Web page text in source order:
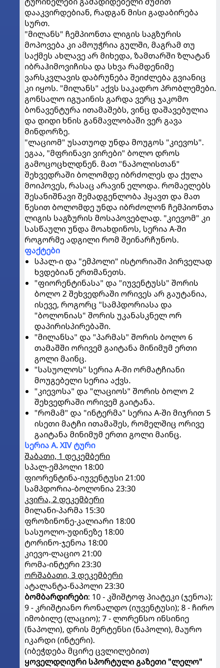
დააკვირდებიან, რადგან მისი გადაბირება
სურთ.
"მილანს" ჩემპიონთა ლიგის საგზურის
მოპოვება კი ამოუჭრია გულში, მაგრამ თუ
საქმეს ახლავე არ მიხედა, ზამთარში ზლატან
იბრაჰიმოვიჩისა და სხვა რამდენიმე
ვარსკვლავის დაბრუნება შეიძლება გვიანიც
კი იყოს. "მილანს" აქვს საკადრო პრობლემები.
გონსალო იგუაინის გარდა ვერც ჯაკომო
ბონავენტურა ითამაშებს, ვინც დაშავებულია
და დიდი ხნის განმავლობაში ვერ გავა
მინდორზე.
"ლაციომ" უსათუოდ უნდა მოუგოს "კიევოს".
ეგაა, "მფრინავი ვირები" ბოლო დროს
გამოცოცხლდნენ. მათ "ნაპოლისთან"
შეხვედრაში ბოლომდე იბრძოლეს და ქულა
მოიპოვეს, რასაც არავინ ელოდა. რომაელებს
შესანიშნავი შემადგენლობა ჰყავთ და მათ
წესით ბოლომდე უნდა იბრძოლონ ჩემპიონთა
ლიგის საგზურის მოსაპოვებლად. "კიევომ" კი
სასწაული უნდა მოახდინოს, სერია A-ში
როგორმე ადგილი რომ შეინარჩუნოს.
ფაქტები
სპალ-ი და "ემპოლი" ისტორიაში პირველად
ხვდებიან ერთმანეთს.
"ფიორენტინასა" და "იუვენტუსს" შორის
ბოლო 2 შეხვედრაში ორივეს არ გაუტანია,
ისევე, როგორც "სამპდორიასა და
"ბოლონიას" შორის უკანასკნელ ორ
დაპირისპირებაში.
"მილანსა" და "პარმას" შორის ბოლო 6
თამაშში ორივემ გაიტანა მინიმუმ ერთი
გოლი მაინც.
"სასუოლოს" სერია A-ში ორმატჩიანი
მოუგებელი სერია აქვს.
"კიევოსა" და "ლაციოს" შორის ბოლო 2
შეხვედრაში ორივემ გაიტანა.
"რომამ" და "ინტერმა" სერია A-ში მიჯრით 5
ისეთი მატჩი ითამაშეს, რომელშიც ორივე
გაიტანა მინიმუმ ერთი გოლი მაინც.
სერია A. XIV ტური
შაბათი, 1 დეკემბერი
სპალ-ემპოლი 18:00
ფიორენტინა-იუვენტუსი 21:00
სამპდორია-ბოლონია 23:30
კვირა, 2 დეკემბერი
მილანი-პარმა 15:30
ფროზინონე-კალიარი 18:00
სასუოლო-უდინეზე 18:00
ტორინო-ჯენოა 18:00
კიევო-ლაციო 21:00
რომა-ინტერი 23:30
ორშაბათი, 3 დეკემბერი
ატალანტა-ნაპოლი 23:30
ბომბარდირები: 10 - კშიშტოფ პიატეკი (ჯენოა);
9 - კრიშტიანო რონალდო (იუვენტუსი); 8 - ჩირო
იმობილე (ლაციო); 7 - ლორენსო ინსინიე
(ნაპოლი), დრის მერტენსი (ნაპოლი), მაურო
იკარდი (ინტერი).
(იბეჭდება მცირე ცვლილებით)
ყოველდღიური სპორტული გაზეთი "ლელო"